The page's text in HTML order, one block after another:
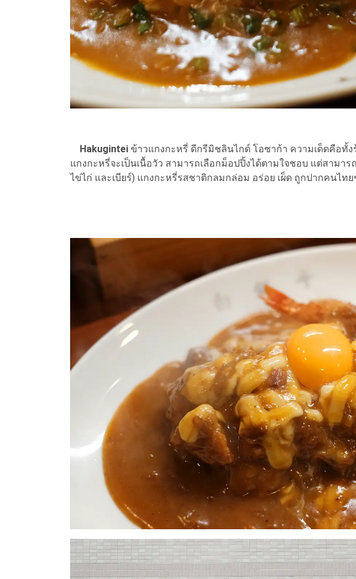
Hakugintei ข้าวแกงกะหรี่ ดีกรีมิชลินไกด์ โอซาก้า ความเด็ดคือทั้ง
แกงกะหรี่จะเป็นเนื้อวัว สามารถเลือกม็อปปิ้งได้ตามใจชอบ แต่สามาร
ไข่ไก่ และเบียร์) แกงกะหรี่รสชาติกลมกล่อม อร่อย เผ็ด ถูกปากคนไทย